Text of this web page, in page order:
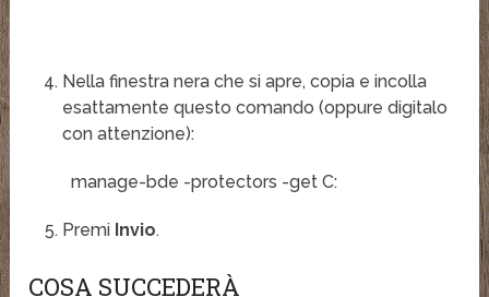
Nella finestra nera che si apre, copia e incolla
esattamente questo comando (oppure digitalo
con attenzione):
manage-bde -protectors -get C:
Premi Invio.
COSA SUCCEDERÀ